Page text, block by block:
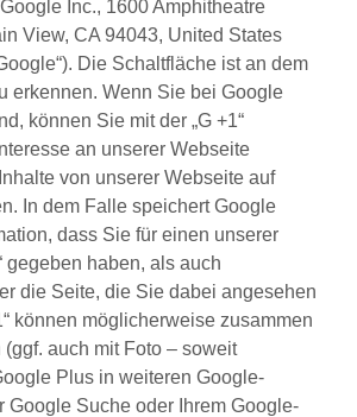
Inc., 1600 Amphitheatre
View, CA 94043, United States
Die Schaltfläche ist an dem
erkennen. Wenn Sie bei Google
können Sie mit der „G +1“
an unserer Webseite
von unserer Webseite auf
In dem Falle speichert Google
dass Sie für einen unserer
gegeben haben, als auch
die Seite, die Sie dabei angesehen
können möglicherweise zusammen
(ggf. auch mit Foto – soweit
Plus in weiteren Google-
Google Suche oder Ihrem Google-